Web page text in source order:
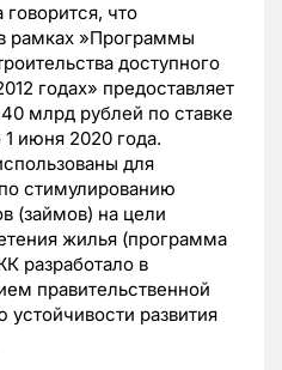
что
рамках »Программы
доступного
годах» предоставляет
млрд рублей по ставке
июня 2020 года.
для
стимулированию
(займов) на цели
жилья (программа
разработало в
правительственной
развития